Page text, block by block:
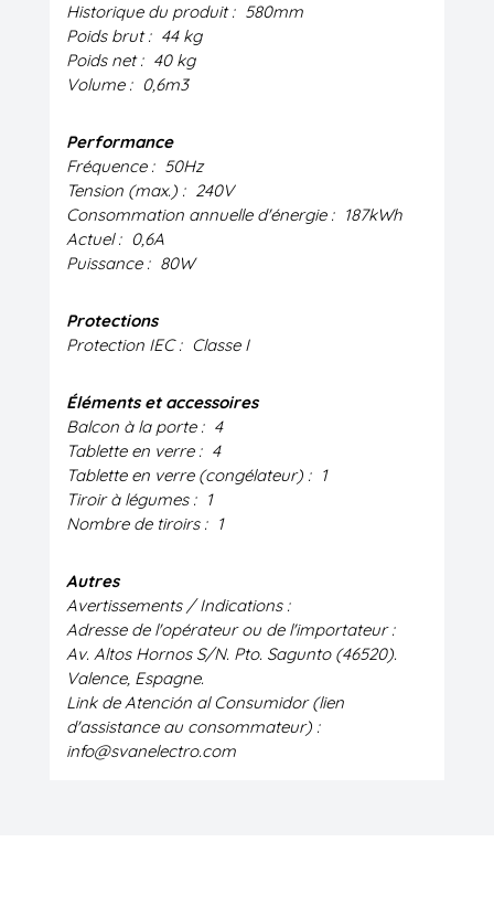
Historique du produit : 580mm
Poids brut : 44 kg
Poids net : 40 kg
Volume : 0,6m3
Performance
Fréquence : 50Hz
Tension (max.) : 240V
Consommation annuelle d'énergie : 187kWh
Actuel : 0,6A
Puissance : 80W
Protections
Protection IEC : Classe I
Éléments et accessoires
Balcon à la porte : 4
Tablette en verre : 4
Tablette en verre (congélateur) : 1
Tiroir à légumes : 1
Nombre de tiroirs : 1
Autres
Avertissements / Indications :
Adresse de l'opérateur ou de l'importateur :
Av. Altos Hornos S/N. Pto. Sagunto (46520).
Valence, Espagne.
Link de Atención al Consumidor (lien
d'assistance au consommateur) :
info@svanelectro.com